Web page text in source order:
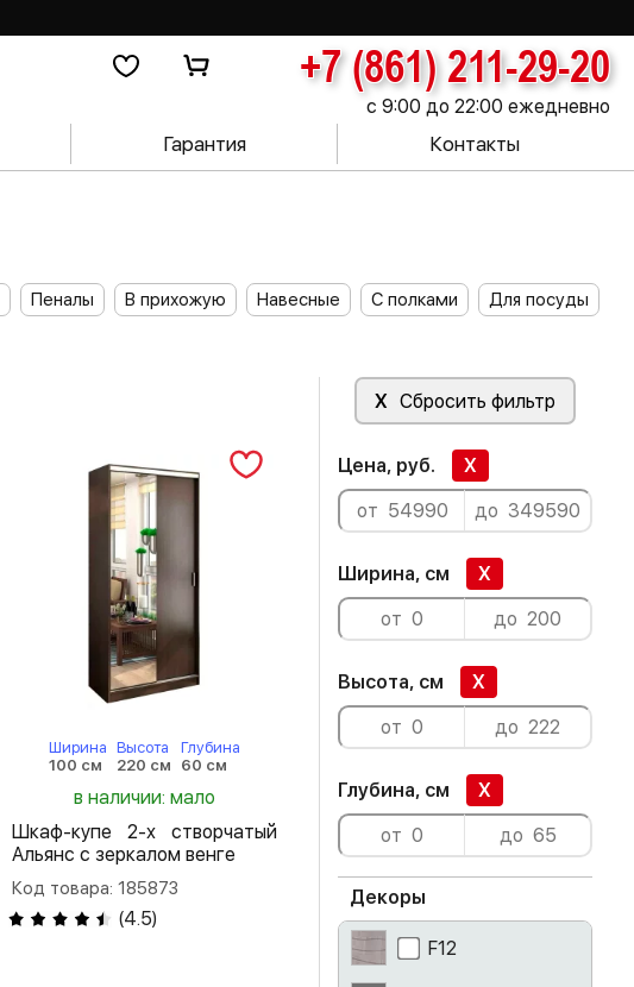
+7 (861) 211-29-20
с 9:00 до 22:00 ежедневно
Гарантия Контакты
Пеналы В прихожую Навесные С полками
Для посуды
Ширина
100 см
Высота
220 см
Глубина
60 см
в наличии: мало
Шкаф-купе 2-х створчатый
Альянс с зеркалом венге
Код товара: 185873
(4.5)
X Сбросить фильтр
Цена, руб. X
Ширина, см X
Высота, см X
Глубина, см X
Декоры
F12